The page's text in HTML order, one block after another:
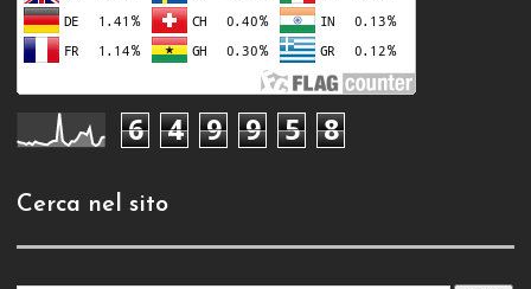
6 4 9 9 5 8
Cerca nel sito